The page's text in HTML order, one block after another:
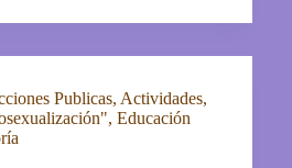
Publicas, Actividades,
, Educación